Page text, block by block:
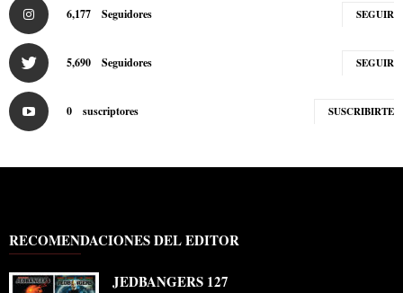
6,177 Seguidores SEGUIR
5,690 Seguidores SEGUIR
0 suscriptores SUSCRIBIRTE
RECOMENDACIONES DEL EDITOR
JEDBANGERS 127